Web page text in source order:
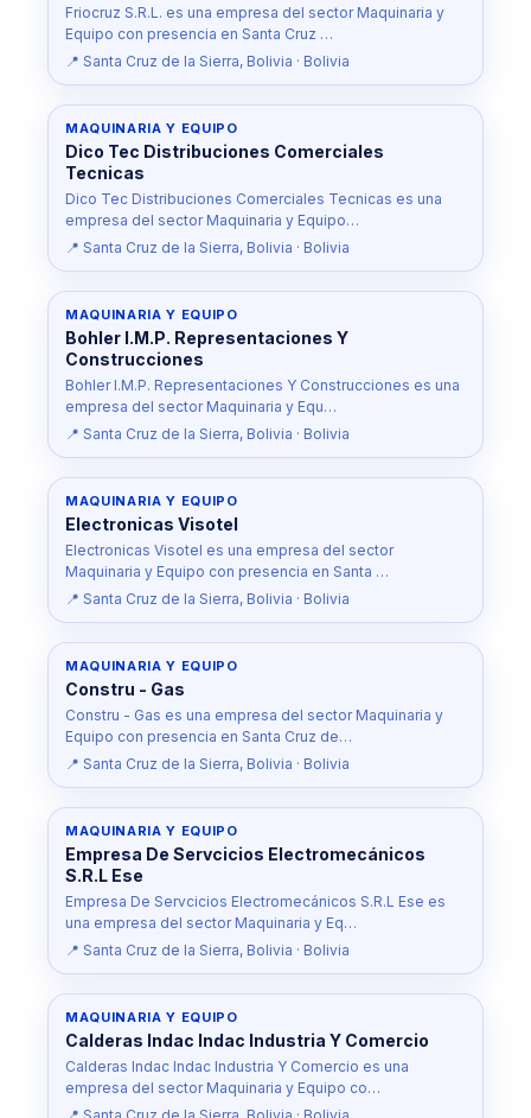
Friocruz S.R.L. es una empresa del sector Maquinaria y
Equipo con presencia en Santa Cruz …
📍 Santa Cruz de la Sierra, Bolivia · Bolivia
MAQUINARIA Y EQUIPO
Dico Tec Distribuciones Comerciales
Tecnicas
Dico Tec Distribuciones Comerciales Tecnicas es una
empresa del sector Maquinaria y Equipo…
📍 Santa Cruz de la Sierra, Bolivia · Bolivia
MAQUINARIA Y EQUIPO
Bohler I.M.P. Representaciones Y
Construcciones
Bohler I.M.P. Representaciones Y Construcciones es una
empresa del sector Maquinaria y Equ…
📍 Santa Cruz de la Sierra, Bolivia · Bolivia
MAQUINARIA Y EQUIPO
Electronicas Visotel
Electronicas Visotel es una empresa del sector
Maquinaria y Equipo con presencia en Santa …
📍 Santa Cruz de la Sierra, Bolivia · Bolivia
MAQUINARIA Y EQUIPO
Constru - Gas
Constru - Gas es una empresa del sector Maquinaria y
Equipo con presencia en Santa Cruz de…
📍 Santa Cruz de la Sierra, Bolivia · Bolivia
MAQUINARIA Y EQUIPO
Empresa De Servcicios Electromecánicos
S.R.L Ese
Empresa De Servcicios Electromecánicos S.R.L Ese es
una empresa del sector Maquinaria y Eq…
📍 Santa Cruz de la Sierra, Bolivia · Bolivia
MAQUINARIA Y EQUIPO
Calderas Indac Indac Industria Y Comercio
Calderas Indac Indac Industria Y Comercio es una
empresa del sector Maquinaria y Equipo co…